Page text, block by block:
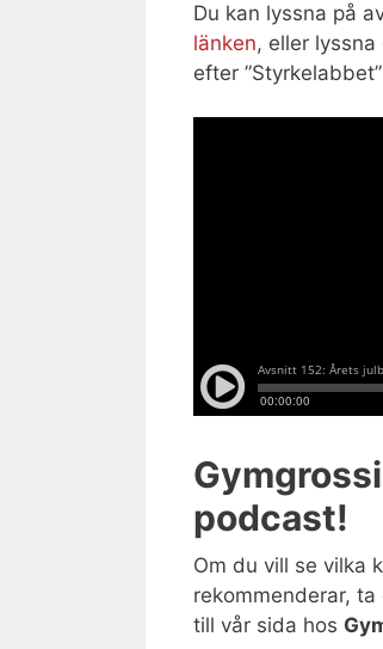
Du kan lyssna på
länken, eller
efter
podcast!
Om du vill se vilka
rekommenderar,
till vår sida hos